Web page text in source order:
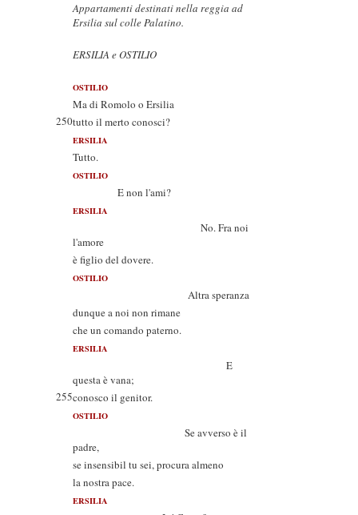
Appartamenti destinati nella reggia ad
Ersilia sul colle Palatino.
ERSILIA e OSTILIO
OSTILIO
Ma di Romolo o Ersilia
250tutto il merto conosci?
ERSILIA
Tutto.
OSTILIO
E non l'ami?
ERSILIA
No. Fra noi
l'amore
è figlio del dovere.
OSTILIO
Altra speranza
dunque a noi non rimane
che un comando paterno.
ERSILIA
E
questa è vana;
255conosco il genitor.
OSTILIO
Se avverso è il
padre,
se insensibil tu sei, procura almeno
la nostra pace.
ERSILIA